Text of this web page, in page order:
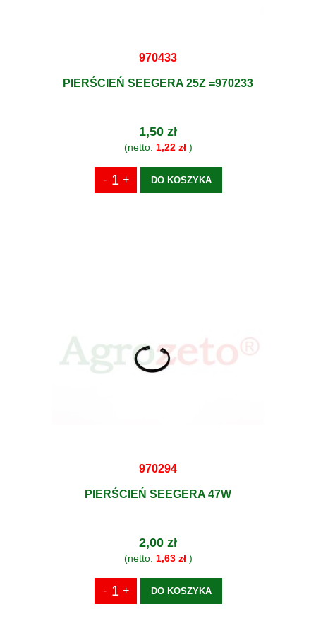
970433
PIERŚCIEŃ SEEGERA 25Z =970233
1,50 zł
(netto: 1,22 zł)
DO KOSZYKA
970294
PIERŚCIEŃ SEEGERA 47W
2,00 zł
(netto: 1,63 zł)
DO KOSZYKA